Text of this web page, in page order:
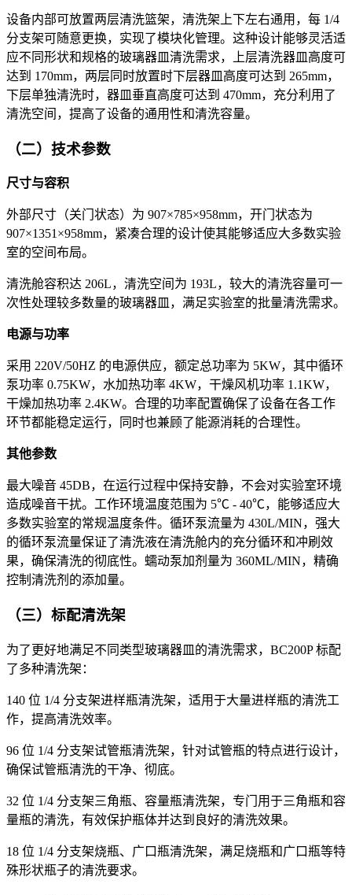
设备内部可放置两层清洗篮架，清洗架上下左右通用，每 1/4
分支架可随意更换，实现了模块化管理。这种设计能够灵活适
应不同形状和规格的玻璃器皿清洗需求，上层清洗器皿高度可
达到 170mm，两层同时放置时下层器皿高度可达到 265mm，
下层单独清洗时，器皿垂直高度可达到 470mm，充分利用了
清洗空间，提高了设备的通用性和清洗容量。
（二）技术参数
尺寸与容积
外部尺寸（关门状态）为 907×785×958mm，开门状态为
907×1351×958mm，紧凑合理的设计使其能够适应大多数实验
室的空间布局。
清洗舱容积达 206L，清洗空间为 193L，较大的清洗容量可一
次性处理较多数量的玻璃器皿，满足实验室的批量清洗需求。
电源与功率
采用 220V/50HZ 的电源供应，额定总功率为 5KW，其中循环
泵功率 0.75KW，水加热功率 4KW，干燥风机功率 1.1KW，
干燥加热功率 2.4KW。合理的功率配置确保了设备在各工作
环节都能稳定运行，同时也兼顾了能源消耗的合理性。
其他参数
最大噪音 45DB，在运行过程中保持安静，不会对实验室环境
造成噪音干扰。工作环境温度范围为 5℃ - 40℃，能够适应大
多数实验室的常规温度条件。循环泵流量为 430L/MIN，强大
的循环泵流量保证了清洗液在清洗舱内的充分循环和冲刷效
果，确保清洗的彻底性。蠕动泵加剂量为 360ML/MIN，精确
控制清洗剂的添加量。
（三）标配清洗架
为了更好地满足不同类型玻璃器皿的清洗需求，BC200P 标配
了多种清洗架：
140 位 1/4 分支架进样瓶清洗架，适用于大量进样瓶的清洗工
作，提高清洗效率。
96 位 1/4 分支架试管瓶清洗架，针对试管瓶的特点进行设计，
确保试管瓶清洗的干净、彻底。
32 位 1/4 分支架三角瓶、容量瓶清洗架，专门用于三角瓶和容
量瓶的清洗，有效保护瓶体并达到良好的清洗效果。
18 位 1/4 分支架烧瓶、广口瓶清洗架，满足烧瓶和广口瓶等特
殊形状瓶子的清洗要求。